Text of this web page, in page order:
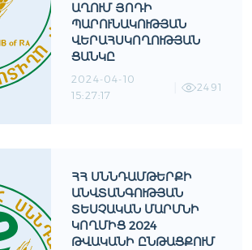
ԱՂՈՒՄ ՅՈԴԻ
ՊԱՐՈՒՆԱԿՈՒԹՅԱՆ
ՎԵՐԱՀՍԿՈՂՈՒԹՅԱՆ
ՑԱՆԿԸ
2024-04-10
15:27:17
2491
ՀՀ ՍՆՆԴԱՄԹԵՐՔԻ
ԱՆՎՏԱՆԳՈՒԹՅԱՆ
ՏԵՍՉԱԿԱՆ ՄԱՐՄՆԻ
ԿՈՂՄԻՑ 2024
ԹՎԱԿԱՆԻ ԸՆԹԱՑՔՈՒՄ